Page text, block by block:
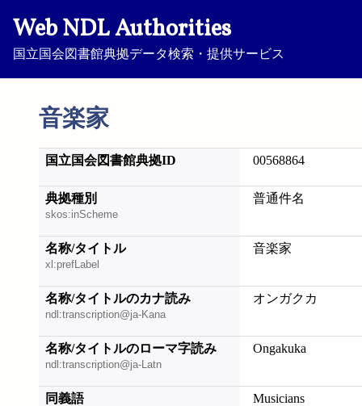
Web NDL Authorities
国立国会図書館典拠データ検索・提供サービス
音楽家
国立国会図書館典拠ID 00568864
典拠種別
skos:inScheme
普通件名
名称/タイトル
xl:prefLabel
音楽家
名称/タイトルのカナ読み
ndl:transcription@ja-Kana
オンガクカ
名称/タイトルのローマ字読み
ndl:transcription@ja-Latn
Ongakuka
同義語 Musicians